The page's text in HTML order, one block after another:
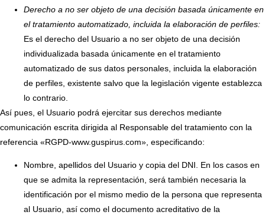
Derecho a no ser objeto de una decisión basada únicamente en
el tratamiento automatizado, incluida la elaboración de perfiles:
Es el derecho del Usuario a no ser objeto de una decisión
individualizada basada únicamente en el tratamiento
automatizado de sus datos personales, incluida la elaboración
de perfiles, existente salvo que la legislación vigente establezca
lo contrario.
Así pues, el Usuario podrá ejercitar sus derechos mediante
comunicación escrita dirigida al Responsable del tratamiento con la
referencia «RGPD-www.guspirus.com», especificando:
Nombre, apellidos del Usuario y copia del DNI. En los casos en
que se admita la representación, será también necesaria la
identificación por el mismo medio de la persona que representa
al Usuario, así como el documento acreditativo de la